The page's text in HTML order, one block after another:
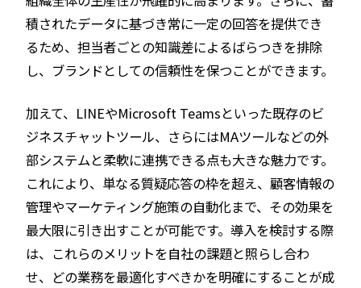
積されたデータに基づき常に一定の回答を提供でき
るため、担当者ごとの知識差によるばらつきを排除
し、ブランドとしての信頼性を保つことができます。
加えて、LINEやMicrosoft Teamsといった既存のビ
ジネスチャットツール、さらにはMAツールなどの外
部システムと柔軟に連携できる点も大きな魅力です。
これにより、単なる質疑応答の枠を超え、顧客情報の
管理やマーケティング施策の自動化まで、その効果を
最大限に引き出すことが可能です。導入を検討する際
は、これらのメリットを自社の課題と照らし合わ
せ、どの業務を最適化すべきかを明確にすることが成